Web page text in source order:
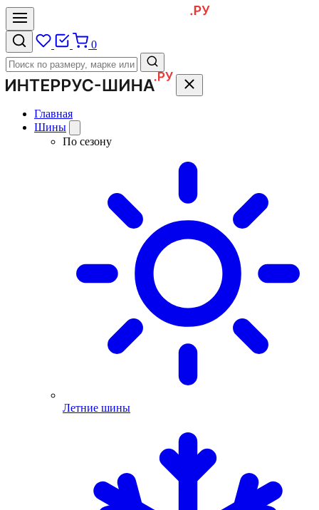
0
Главная
Шины
По сезону
Летние шины